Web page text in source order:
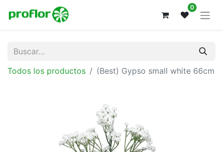
0
Todos los productos (Best) Gypso small white 66cm